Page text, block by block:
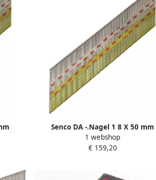
Senco DA -.Nagel 1 8 X 50 mm
aluminium te DA21EMB
1 webshop
€ 159,20